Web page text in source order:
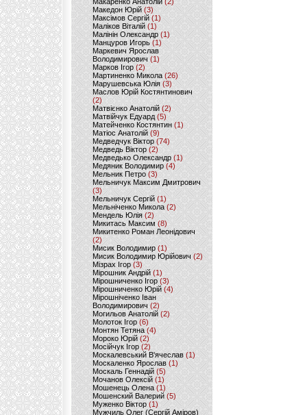
Македон Юрій(3)
Максімов Сергій (1)
Маліков Віталій (1)
Малінін Олександр (1)
Манцуров Игорь (1)
Маркевич Ярослав
Володимирович (1)
Марков Ігор (2)
Мартиненко Микола (26)
Марушевська Юлія (3)
Маслов Юрій Костянтинович
(2)
Матвієнко Анатолій (2)
Матвійчук Едуард(5)
Матейченко Костянтин (1)
Матіос Анатолій (9)
Медведчук Віктор(74)
Медведь Віктор (2)
Медведько Олександр (1)
Медяник Володимир(4)
Мельник Петро (3)
Мельничук Максим Дмитрович
(3)
Мельничук Сергій (1)
Мельніченко Микола (2)
Мендель Юлія (2)
Микитась Максим (8)
Микитенко Роман Леонідович
(2)
Мисик Володимир (1)
Мисик Володимир Юрійович(2)
Мізрах Ігор(3)
Мірошник Андрій(1)
Мірошниченко Ігор (3)
Мірошниченко Юрій(4)
Мірошніченко Іван
Володимирович (2)
Могильов Анатолій (2)
Молоток Ігор (6)
Монтян Тетяна (4)
Мороко Юрій(2)
Мосійчук Ігор (2)
Москалевський В'ячеслав (1)
Москаленко Ярослав (1)
Москаль Геннадій (5)
Мочанов Олексій(1)
Мошенець Олена(1)
Мошенский Валерий (5)
Муженко Віктор (1)
Мужчиль Олег (Сергій Аміров)